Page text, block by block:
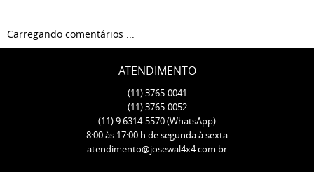
Carregando comentários ...
ATENDIMENTO
(11)3765-0041
(11)3765-0052
(11)9.6314-5570(WhatsApp)
8:00 às 17:00 h de segunda à sexta
atendimento@josewal4x4.com.br